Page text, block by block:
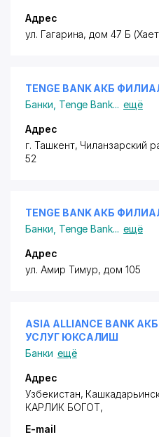
Адрес
ул. Гагарина, дом 47 Б
TENGE BANK АКБ
Банки Tenge Bank... ещё
Адрес
г. Ташкент, Чиланзарский
52
TENGE BANK АКБ
Банки Tenge Bank... ещё
Адрес
ул. Амир Тимур, дом 105
ASIA ALLIANCE BANK
УСЛУГ ЮКСАЛИШ
Банки ещё
Адрес
Узбекистан,
КАРЛИК БОГОТ,
E-mail